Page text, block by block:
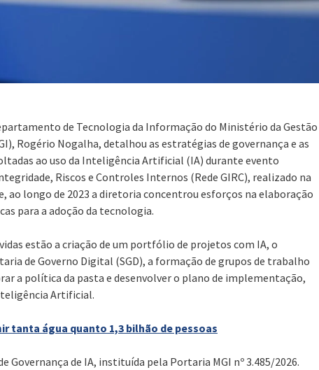
de Tecnologia da Informação do Ministério da Gestão
Rogério Nogalha, detalhou as estratégias de governança e as
ao uso da Inteligência Artificial (IA) durante evento
Riscos e Controles Internos (Rede GIRC), realizado na
ao longo de 2023 a diretoria concentrou esforços na elaboração
para a adoção da tecnologia.
estão a criação de um portfólio de projetos com IA, o
de Governo Digital (SGD), a formação de grupos de trabalho
a política da pasta e desenvolver o plano de implementação,
Artificial.
tanta água quanto 1,3 bilhão de pessoas
de IA, instituída pela Portaria MGI nº 3.485/2026.